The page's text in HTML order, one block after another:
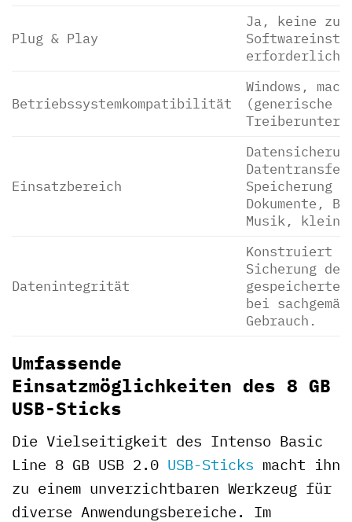
Plug & Play
Ja, keine
erforderlich
Betriebssystemkompatibilität
Windows,
(generische
Einsatzbereich
Speicherung
Dokumente,
Musik, kleine
Datenintegrität
Konstruiert
Sicherung der
gespeicherten
bei
Gebrauch.
Umfassende
Einsatzmöglichkeiten des 8 GB
USB-Sticks
Die Vielseitigkeit des Intenso Basic
Line 8 GB USB 2.0 USB-Sticks macht ihn
zu einem unverzichtbaren Werkzeug für
diverse Anwendungsbereiche. Im